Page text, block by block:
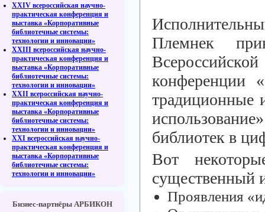
XXIV всероссийская научно-
практическая конференция и
выставка «Корпоративные
библиотечные системы:
технологии и инновации»
XXIII всероссийская научно-
практическая конференция и
выставка «Корпоративные
библиотечные системы:
технологии и инновации»
XXII всероссийская научно-
практическая конференция и
выставка «Корпоративные
библиотечные системы:
технологии и инновации»
XXI всероссийская научно-
практическая конференция и
выставка «Корпоративные
библиотечные системы:
технологии и инновации»
Бизнес-партнёры АРБИКОН
Племнек
конференции
традиционные
библиотек в
Вот
существенный
Проявления